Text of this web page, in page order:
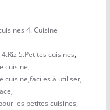
4. Cuisine
5.Petites cuisines,
cuisine,
cuisine,faciles à utiliser,
,
les petites cuisines,